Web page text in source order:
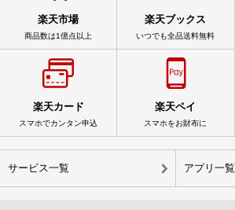
楽天市場
商品数は1億点以上
楽天ブックス
いつでも全品送料無料
楽天カード
スマホでカンタン申込
楽天ペイ
スマホをお財布に
サービス一覧 アプリ一覧